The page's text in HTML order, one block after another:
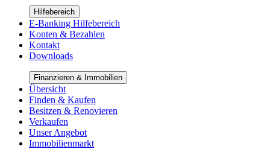
Hilfebereich
E-Banking Hilfebereich
Konten & Bezahlen
Kontakt
Downloads
Finanzieren & Immobilien
Übersicht
Finden & Kaufen
Besitzen & Renovieren
Verkaufen
Unser Angebot
Immobilienmarkt